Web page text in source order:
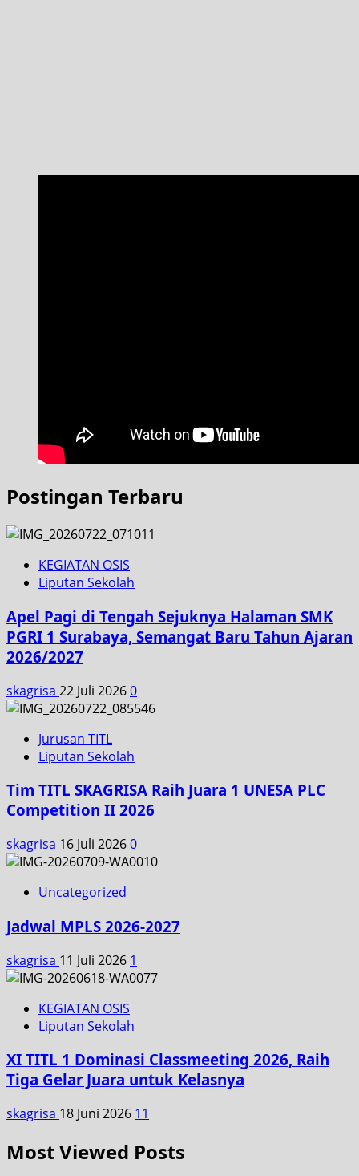
Postingan Terbaru
KEGIATAN OSIS
Liputan Sekolah
Apel Pagi di Tengah Sejuknya Halaman SMK
PGRI 1 Surabaya, Semangat Baru Tahun Ajaran
2026/2027
skagrisa 22 Juli 20260
Jurusan TITL
Liputan Sekolah
Tim TITL SKAGRISA Raih Juara 1 UNESA PLC
Competition II 2026
skagrisa 16 Juli 20260
Uncategorized
Jadwal MPLS 2026-2027
skagrisa 11 Juli 2026 1
KEGIATAN OSIS
Liputan Sekolah
XI TITL 1 Dominasi Classmeeting 2026, Raih
Tiga Gelar Juara untuk Kelasnya
skagrisa 18 Juni 2026 11
Most Viewed Posts